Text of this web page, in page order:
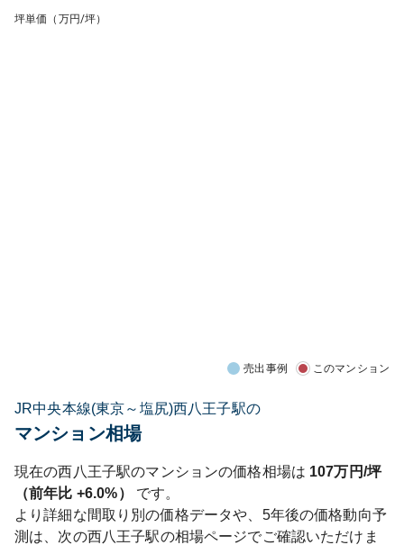
坪単価（万円/坪）
売出事例 このマンション
JR中央本線(東京～塩尻)西八王子駅の
マンション相場
現在の西八王子駅のマンションの価格相場は 107万円/坪
（前年比 +6.0%）
です。
より詳細な間取り別の価格データや、5年後の価格動向予
測は、次の西八王子駅の相場ページでご確認いただけま